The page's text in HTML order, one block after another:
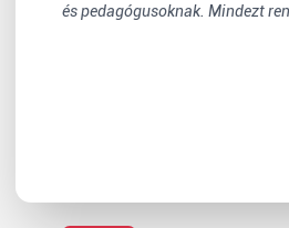
és pedagógusoknak. Mindezt